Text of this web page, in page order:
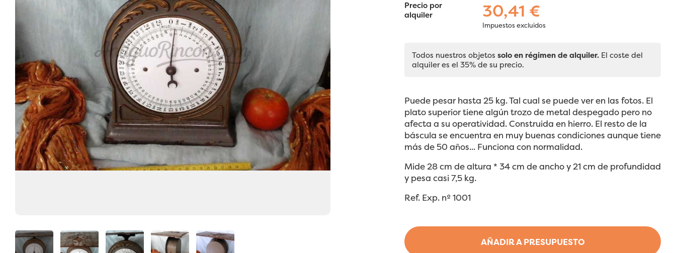
AÑADIR A PRESUPUESTO
Precio por
alquiler
30,41 €
Impuestos excluidos
Todos nuestros objetos solo en régimen de alquiler. El coste del
alquiler es el 35% de su precio.
Puede pesar hasta 25 kg. Tal cual se puede ver en las fotos. El
plato superior tiene algún trozo de metal despegado pero no
afecta a su operatividad. Construida en hierro. El resto de la
báscula se encuentra en muy buenas condiciones aunque tiene
más de 50 años... Funciona con normalidad.
Mide 28 cm de altura * 34 cm de ancho y 21 cm de profundidad
y pesa casi 7,5 kg.
Ref. Exp. nº 1001